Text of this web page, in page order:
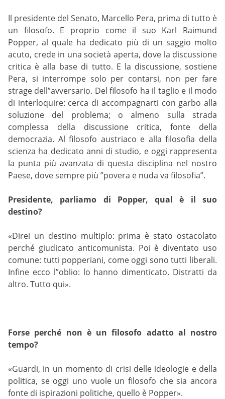
Il presidente del Senato, Marcello Pera, prima di tutto è
un filosofo. E proprio come il suo Karl Raimund
Popper, al quale ha dedicato più di un saggio molto
acuto, crede in una società aperta, dove la discussione
critica è alla base di tutto. E la discussione, sostiene
Pera, si interrompe solo per contarsi, non per fare
strage dell”avversario. Del filosofo ha il taglio e il modo
di interloquire: cerca di accompagnarti con garbo alla
soluzione del problema; o almeno sulla strada
complessa della discussione critica, fonte della
democrazia. Al filosofo austriaco e alla filosofia della
scienza ha dedicato anni di studio, e oggi rappresenta
la punta più avanzata di questa disciplina nel nostro
Paese, dove sempre più ”povera e nuda va filosofia”.
Presidente, parliamo di Popper, qual è il suo
destino?
«Direi un destino multiplo: prima è stato ostacolato
perché giudicato anticomunista. Poi è diventato uso
comune: tutti popperiani, come oggi sono tutti liberali.
Infine ecco l”oblio: lo hanno dimenticato. Distratti da
altro. Tutto qui».
Forse perché non è un filosofo adatto al nostro
tempo?
«Guardi, in un momento di crisi delle ideologie e della
politica, se oggi uno vuole un filosofo che sia ancora
fonte di ispirazioni politiche, quello è Popper».